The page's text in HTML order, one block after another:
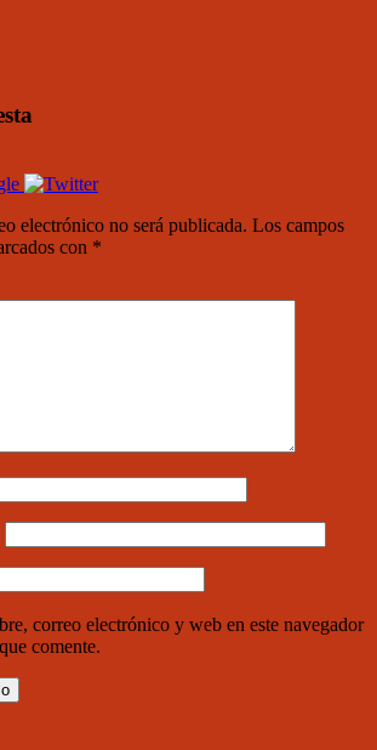
electrónico no será publicada. Los campos
con *
correo electrónico y web en este navegador
comente.